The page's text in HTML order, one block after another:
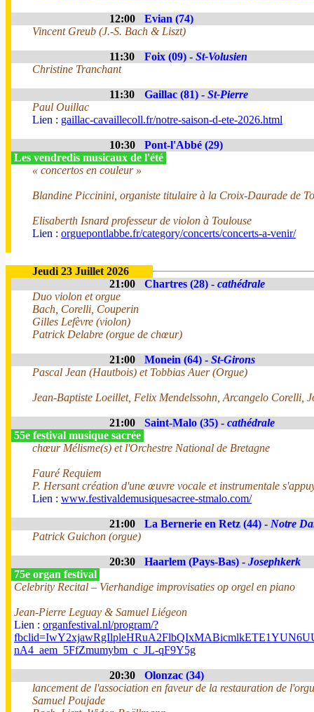
12:00
Evian (74)
Vincent Greub (J.-S. Bach & Liszt)
11:30 Foix (09) - St-Volusien
Christine Tranchant
11:30 Gaillac (81) - St-Pierre
Paul Ouillac
Lien : gaillac-cavaillecoll.fr/notre-saison-d-ete-2026.html
10:30
Pont-l'Abbé (29)
Les vendredis musicaux de l'été
« concertos en couleur »
Blandine Piccinini, organiste titulaire à la Croix-Daurade de
Elisaberth Isnard professeur de violon à Toulouse
Lien : orguepontlabbe.fr/category/concerts/concerts-a-venir/
Jeudi 23 Juillet 2026
21:00
Chartres (28) - cathédrale
Duo violon et orgue
Bach, Corelli, Couperin
Gilles Lefèvre (violon)
Patrick Delabre (orgue de chœur)
21:00 Monein (64) - St-Girons
Pascal Jean (Hautbois) et Tobbias Auer (Orgue)
Jean-Baptiste Loeillet, Felix Mendelssohn, Arcangelo Corelli,
21:00 Saint-Malo (35) - cathédrale
55e festival musique sacrée
chœur Mélisme(s) et l'Orchestre National de Bretagne
Fauré Requiem
P. Hersant création d'une œuvre vocale et instrumentale
Lien : www.festivaldemusiquesacree-stmalo.com/
21:00 La Bernerie en Retz (44) - Notre
Patrick Guichon (orgue)
20:30 Haarlem (Pays-Bas) - Josephkerk
75e organ festival
Celebrity Recital – Vierhandige improvisaties op orgel en piano
Jean-Pierre Leguay & Samuel Liégeon
Lien : organfestival.nl/program/?
nA4_aem_5FfZmumybm_c_JL-qF9Y5g
20:30
Olonzac (34)
lancement de l'association en faveur de la restauration de
Samuel Poujade